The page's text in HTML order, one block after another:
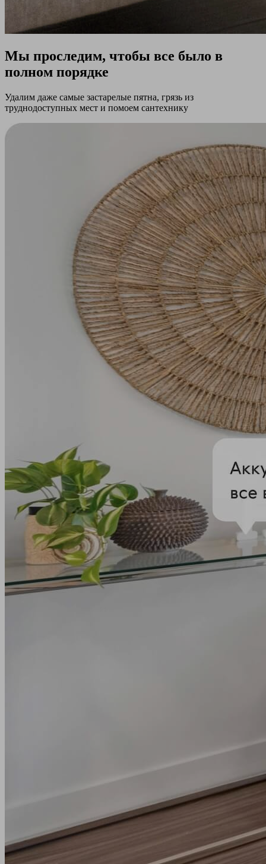
Мы проследим, чтобы все было в
полном порядке
Удалим даже самые застарелые пятна, грязь из
труднодоступных мест и помоем сантехнику